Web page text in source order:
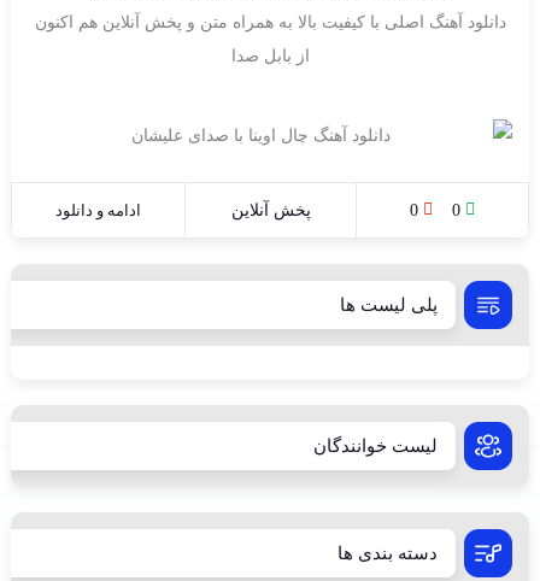
دانلود آهنگ اصلی با کیفیت بالا به همراه متن و پخش آنلاین هم اکنون
از بابل صدا
0
0 پخش آنلاین ادامه و دانلود
پلی لیست ها
لیست خوانندگان
دسته بندی ها